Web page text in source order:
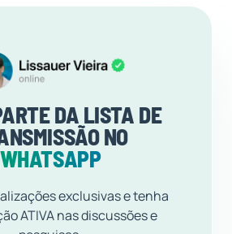
DA LISTA DE
NO
WHATSAPP
exclusivas e tenha
ATIVA nas discussões e